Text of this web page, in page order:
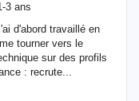
3 ans
d'abord travaillé en
tourner vers le
sur des profils
: recrute...